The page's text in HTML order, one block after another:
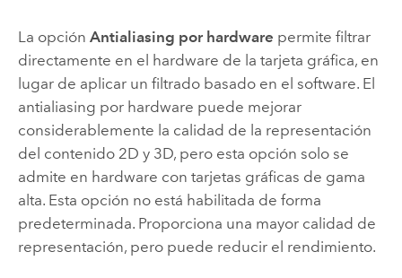
La opción Antialiasing por hardware permite filtrar
directamente en el hardware de la tarjeta gráfica, en
lugar de aplicar un filtrado basado en el software. El
antialiasing por hardware puede mejorar
considerablemente la calidad de la representación
del contenido 2D y 3D, pero esta opción solo se
admite en hardware con tarjetas gráficas de gama
alta. Esta opción no está habilitada de forma
predeterminada. Proporciona una mayor calidad de
representación, pero puede reducir el rendimiento.